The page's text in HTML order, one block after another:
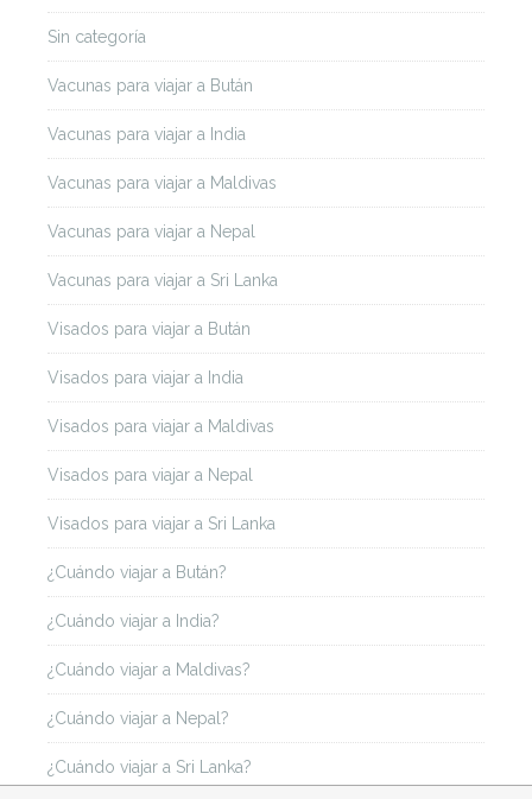
Sin categoría
Vacunas para viajar a Bután
Vacunas para viajar a India
Vacunas para viajar a Maldivas
Vacunas para viajar a Nepal
Vacunas para viajar a Sri Lanka
Visados para viajar a Bután
Visados para viajar a India
Visados para viajar a Maldivas
Visados para viajar a Nepal
Visados para viajar a Sri Lanka
¿Cuándo viajar a Bután?
¿Cuándo viajar a India?
¿Cuándo viajar a Maldivas?
¿Cuándo viajar a Nepal?
¿Cuándo viajar a Sri Lanka?